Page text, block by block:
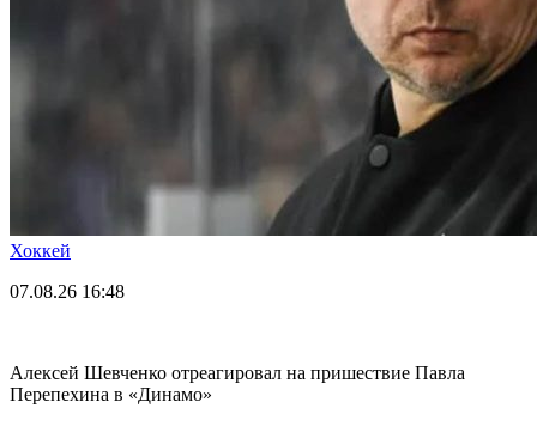
Хоккей
07.08.26 16:48
Алексей Шевченко отреагировал на пришествие Павла
Перепехина в «Динамо»